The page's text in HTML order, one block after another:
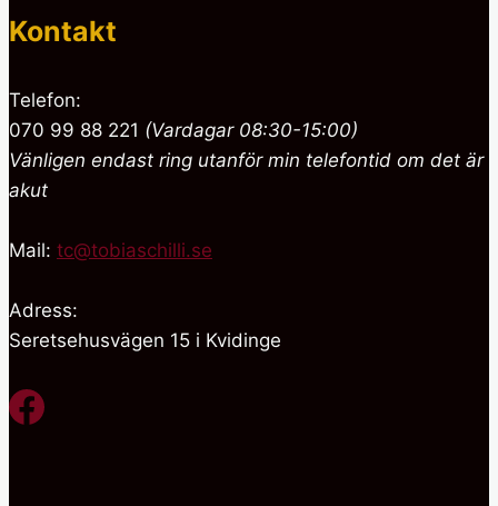
Kontakt
Telefon:
070 99 88 221 (Vardagar 08:30-15:00)
Vänligen endast ring utanför min telefontid om det är
akut
Mail: tc@tobiaschilli.se
Adress:
Seretsehusvägen 15 i Kvidinge